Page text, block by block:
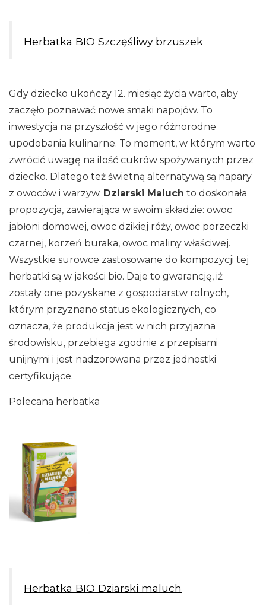
Herbatka BIO Szczęśliwy brzuszek
Gdy dziecko ukończy 12. miesiąc życia warto, aby
zaczęło poznawać nowe smaki napojów. To
inwestycja na przyszłość w jego różnorodne
upodobania kulinarne. To moment, w którym warto
zwrócić uwagę na ilość cukrów spożywanych przez
dziecko. Dlatego też świetną alternatywą są napary
z owoców i warzyw. Dziarski Maluch to doskonała
propozycja, zawierająca w swoim składzie: owoc
jabłoni domowej, owoc dzikiej róży, owoc porzeczki
czarnej, korzeń buraka, owoc maliny właściwej.
Wszystkie surowce zastosowane do kompozycji tej
herbatki są w jakości bio. Daje to gwarancję, iż
zostały one pozyskane z gospodarstw rolnych,
którym przyznano status ekologicznych, co
oznacza, że produkcja jest w nich przyjazna
środowisku, przebiega zgodnie z przepisami
unijnymi i jest nadzorowana przez jednostki
certyfikujące.
Polecana herbatka
Herbatka BIO Dziarski maluch